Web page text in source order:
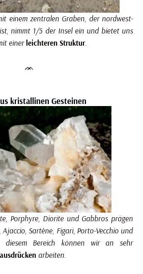
einem zentralen Graben, der nordwest-
nimmt 1/5 der Insel ein und bietet uns
einer leichteren Struktur.
ᨏ
kristallinen Gesteinen
Porphyre, Diorite und Gabbros prägen
Sartène, Figari, Porto-Vecchio und
Bereich können wir an sehr
arbeiten.